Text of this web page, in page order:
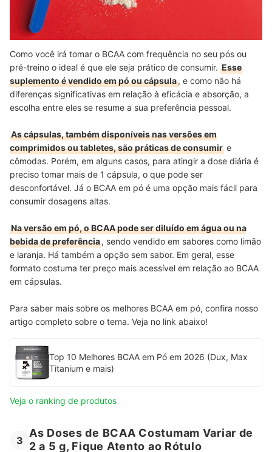
Como você irá tomar o BCAA com frequência no seu pós ou
pré-treino o ideal é que ele seja prático de consumir. Esse
suplemento é vendido em pó ou cápsula, e como não há
diferenças significativas em relação à eficácia e absorção, a
escolha entre eles se resume a sua preferência pessoal.
As cápsulas, também disponíveis nas versões em
comprimidos ou tabletes, são práticas de consumir e
cômodas. Porém, em alguns casos, para atingir a dose diária é
preciso tomar mais de 1 cápsula, o que pode ser
desconfortável. Já o BCAA em pó é uma opção mais fácil para
consumir dosagens altas.
Na versão em pó, o BCAA pode ser diluído em água ou na
bebida de preferência, sendo vendido em sabores como limão
e laranja. Há também a opção sem sabor. Em geral, esse
formato costuma ter preço mais acessível em relação ao BCAA
em cápsulas.
Para saber mais sobre os melhores BCAA em pó, confira nosso
artigo completo sobre o tema. Veja no link abaixo!
Top 10 Melhores BCAA em Pó em 2026 (Dux, Max
Titanium e mais)
Veja o ranking de produtos
3
As Doses de BCAA Costumam Variar de
2 a 5 g, Fique Atento ao Rótulo